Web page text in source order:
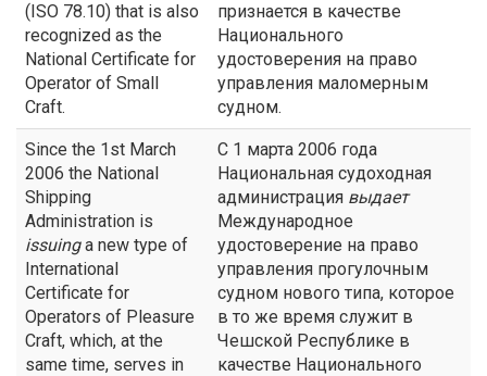
(ISO 78.10) that is also
recognized as the
National Certificate for
Operator of Small
Craft.
признается в качестве
Национального
удостоверения на право
управления маломерным
судном.
Since the 1st March
2006 the National
Shipping
Administration is
issuinga new type of
International
Certificate for
Operators of Pleasure
Craft, which, at the
same time, serves in
С 1 марта 2006 года
Национальная судоходная
администрация выдает
Международное
удостоверение на право
управления прогулочным
судном нового типа, которое
в то же время служит в
Чешской Республике в
качестве Национального